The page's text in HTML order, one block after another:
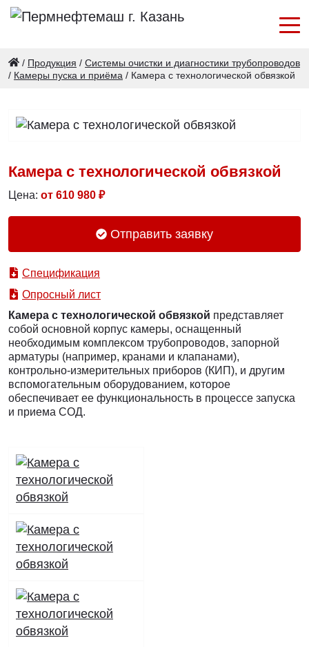
/ Продукция / Системы очистки и диагностики трубопроводов
/ Камеры пуска и приёма / Камера с технологической обвязкой
Камера с технологической обвязкой
Цена: от 610 980 ₽
Отправить заявку
Спецификация
Опросный лист
Камера с технологической обвязкой представляет
собой основной корпус камеры, оснащенный
необходимым комплексом трубопроводов, запорной
арматуры (например, кранами и клапанами),
контрольно-измерительных приборов (КИП), и другим
вспомогательным оборудованием, которое
обеспечивает ее функциональность в процессе запуска
и приема СОД.